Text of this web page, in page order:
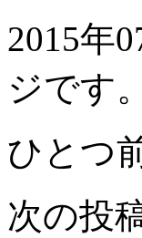
2015年
ジです。
ひとつ
次の投